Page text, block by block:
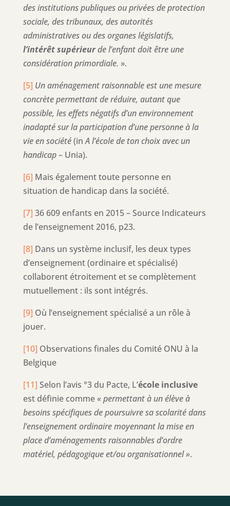
des institutions publiques ou privées de protection
sociale, des tribunaux, des autorités
administratives ou des organes législatifs,
l’intérêt supérieurde l’enfant doit être une
considération primordiale. ».
[5] Un aménagement raisonnable est une mesure
concrète permettant de réduire, autant que
possible, les effets négatifs d’un environnement
inadapté sur la participation d’une personne à la
vie en société(inA l’école de ton choix avec un
handicap– Unia).
[6] Mais également toute personne en
situation de handicap dans la société.
[7] 36 609 enfants en 2015 – Source Indicateurs
de l’enseignement 2016, p23.
[8] Dans un système inclusif, les deux types
d’enseignement (ordinaire et spécialisé)
collaborent étroitement et se complètement
mutuellement : ils sont intégrés.
[9] Où l’enseignement spécialisé a un rôle à
jouer.
[10] Observations finales du Comité ONU à la
Belgique
[11] Selon l’avis °3 du Pacte, L’école inclusive
est définie comme« permettant à un élève à
besoins spécifiques de poursuivre sa scolarité dans
l’enseignement ordinaire moyennant la mise en
place d’aménagements raisonnables d’ordre
matériel, pédagogique et/ou organisationnel ».